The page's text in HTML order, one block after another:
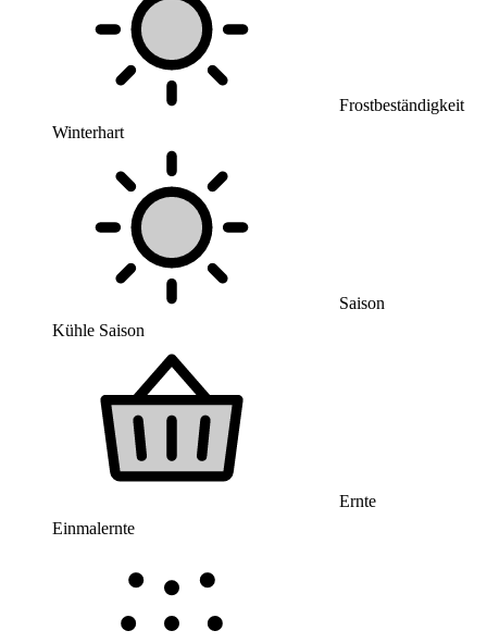
Frostbeständigkeit
Winterhart
Saison
Kühle Saison
Ernte
Einmalernte